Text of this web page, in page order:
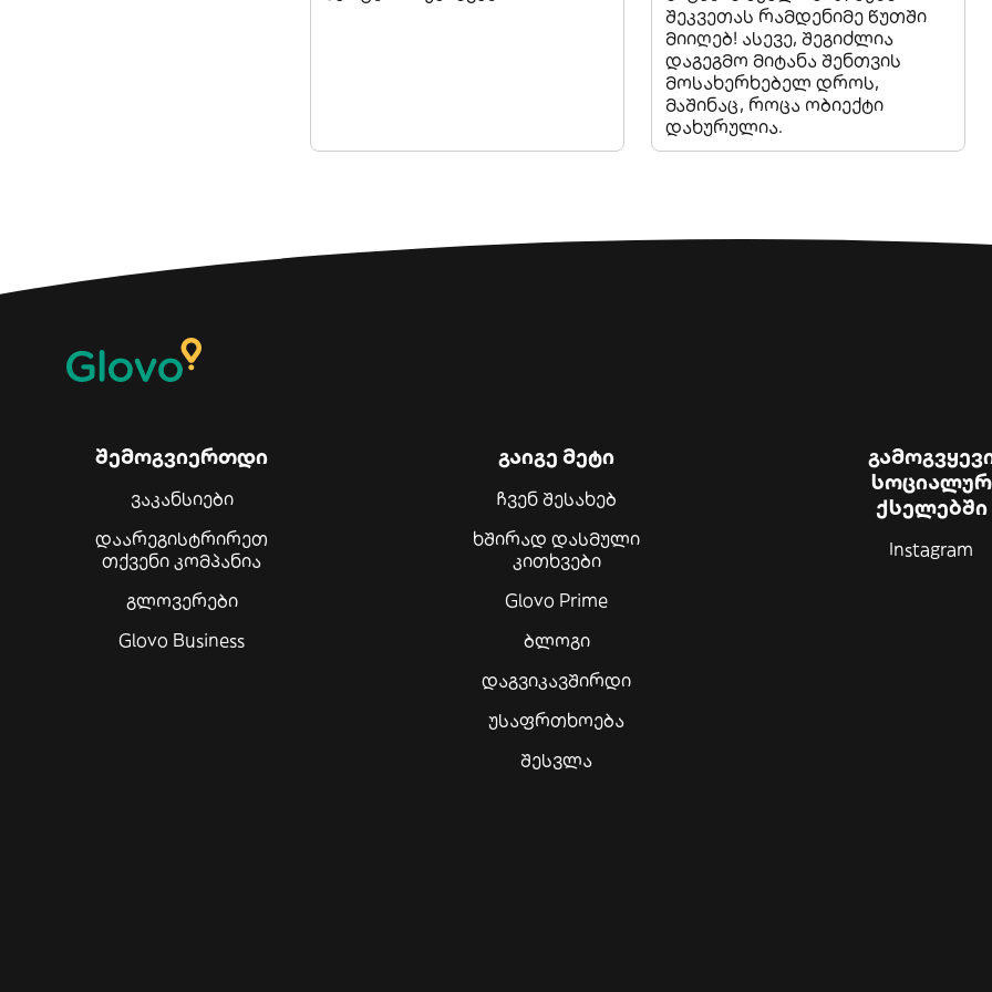
შეკვეთას რამდენიმე წუთში
მიიღებ! ასევე, შეგიძლია
დაგეგმო მიტანა შენთვის
მოსახერხებელ დროს,
მაშინაც, როცა ობიექტი
დახურულია.
შემოგვიერთდი
ვაკანსიები
დაარეგისტრირეთ
თქვენი კომპანია
გლოვერები
Glovo Business
გაიგე მეტი
ჩვენ შესახებ
ხშირად დასმული
კითხვები
Glovo Prime
ბლოგი
დაგვიკავშირდი
უსაფრთხოება
შესვლა
სოციალურ
ქსელებში
Instagram